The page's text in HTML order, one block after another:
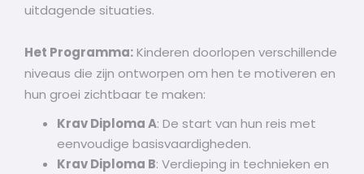
uitdagende situaties.
Het Programma:Kinderen doorlopen verschillende
niveaus die zijn ontworpen om hen te motiveren en
hun groei zichtbaar te maken:
Krav Diploma A: De start van hun reis met
eenvoudige basisvaardigheden.
Krav Diploma B: Verdieping in technieken en